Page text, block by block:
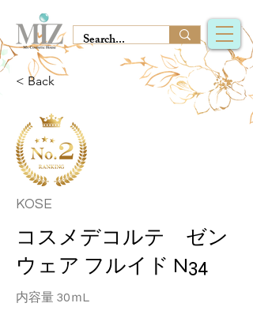
< Back
KOSE
コスメデコルテ ゼン
ウェア フルイド N34
内容量 30ｍL